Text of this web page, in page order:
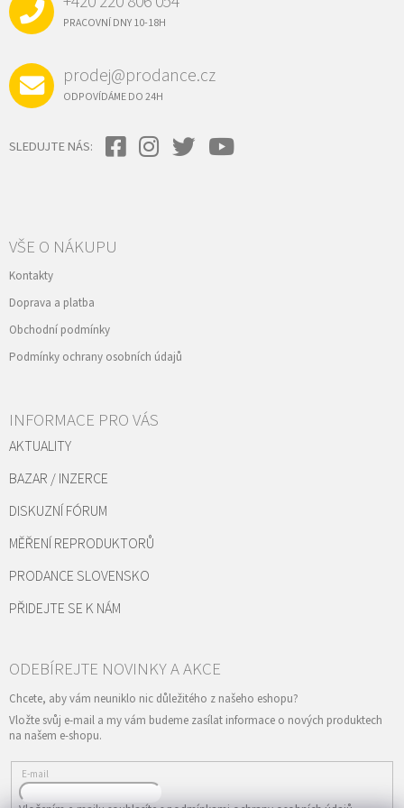
PRACOVNÍ DNY 10-18H
prodej@prodance.cz
ODPOVÍDÁME DO 24H
SLEDUJTE NÁS:
VŠE O NÁKUPU
Kontakty
Doprava a platba
Obchodní podmínky
Podmínky ochrany osobních údajů
INFORMACE PRO VÁS
AKTUALITY
BAZAR / INZERCE
DISKUZNÍ FÓRUM
MĚŘENÍ REPRODUKTORŮ
PRODANCE SLOVENSKO
PŘIDEJTE SE K NÁM
Vložte svůj e-mail a my vám budeme zasílat informace o nových produktech
na našem e-shopu.
E-mail